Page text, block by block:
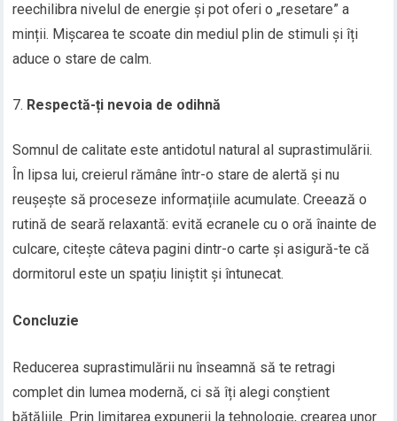
reechilibra nivelul de energie și pot oferi o „resetare” a
minții. Mișcarea te scoate din mediul plin de stimuli și îți
aduce o stare de calm.
Respectă-ți nevoia de odihnă
Somnul de calitate este antidotul natural al suprastimulării.
În lipsa lui, creierul rămâne într-o stare de alertă și nu
reușește să proceseze informațiile acumulate. Creează o
rutină de seară relaxantă: evită ecranele cu o oră înainte de
culcare, citește câteva pagini dintr-o carte și asigură-te că
dormitorul este un spațiu liniștit și întunecat.
Concluzie
Reducerea suprastimulării nu înseamnă să te retragi
complet din lumea modernă, ci să îți alegi conștient
bătăliile. Prin limitarea expunerii la tehnologie, crearea unor